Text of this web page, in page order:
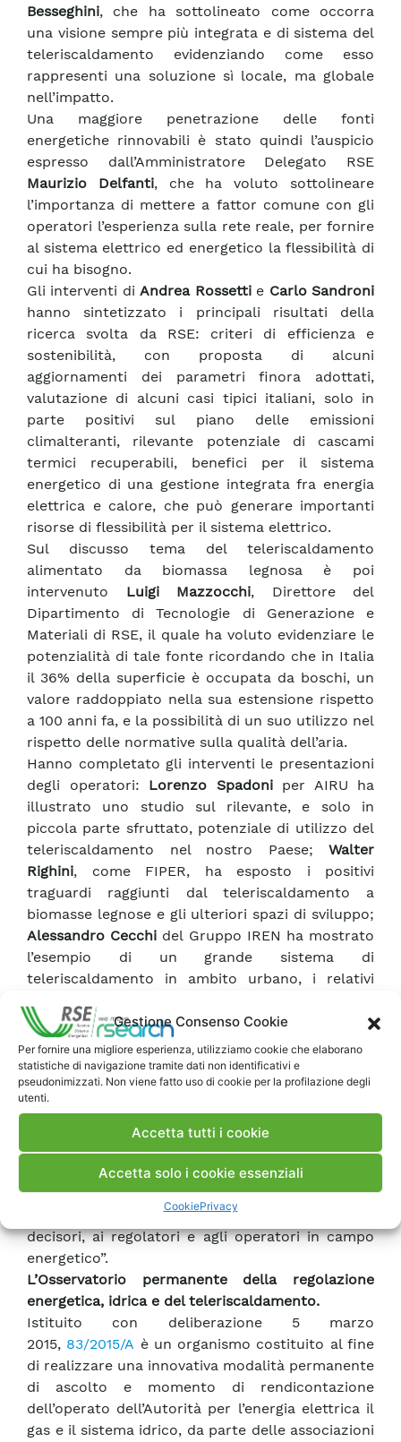
Gestione Consenso Cookie
Per fornire una migliore esperienza, utilizziamo cookie che elaborano
statistiche di navigazione tramite dati non identificativi e
pseudonimizzati. Non viene fatto uso di cookie per la profilazione degli
utenti.
Accetta tutti i cookie
Accetta solo i cookie essenziali
CookiePrivacy
Besseghini, che ha sottolineato come occorra
una visione sempre più integrata e di sistema del
teleriscaldamento evidenziando come esso
rappresenti una soluzione sì locale, ma globale
nell’impatto.
Una maggiore penetrazione delle fonti
energetiche rinnovabili è stato quindi l’auspicio
espresso dall’Amministratore Delegato RSE
Maurizio Delfanti, che ha voluto sottolineare
l’importanza di mettere a fattor comune con gli
operatori l’esperienza sulla rete reale, per fornire
al sistema elettrico ed energetico la flessibilità di
cui ha bisogno.
Gli interventi diAndrea Rossettie Carlo Sandroni
hanno sintetizzato i principali risultati della
ricerca svolta da RSE: criteri di efficienza e
sostenibilità, con proposta di alcuni
aggiornamenti dei parametri finora adottati,
valutazione di alcuni casi tipici italiani, solo in
parte positivi sul piano delle emissioni
climalteranti, rilevante potenziale di cascami
termici recuperabili, benefici per il sistema
energetico di una gestione integrata fra energia
elettrica e calore, che può generare importanti
risorse di flessibilità per il sistema elettrico.
Sul discusso tema del teleriscaldamento
alimentato da biomassa legnosa è poi
intervenuto Luigi Mazzocchi, Direttore del
Dipartimento di Tecnologie di Generazione e
Materiali di RSE, il quale ha voluto evidenziare le
potenzialità di tale fonte ricordando che in Italia
il 36% della superficie è occupata da boschi, un
valore raddoppiato nella sua estensione rispetto
a 100 anni fa, e la possibilità di un suo utilizzo nel
rispetto delle normative sulla qualità dell’aria.
Hanno completato gli interventi le presentazioni
degli operatori: Lorenzo Spadoniper AIRU ha
illustrato uno studio sul rilevante, e solo in
piccola parte sfruttato, potenziale di utilizzo del
teleriscaldamento nel nostro Paese; Walter
Righini, come FIPER, ha esposto i positivi
traguardi raggiunti dal teleriscaldamento a
biomasse legnose e gli ulteriori spazi di sviluppo;
Alessandro Cecchi del Gruppo IREN ha mostrato
l’esempio di un grande sistema di
teleriscaldamento in ambito urbano, i relativi
una gestione efficiente.
A coordinare e commentare il lavori della
giornataRosita Carnevalinidi ARERA e
Cherbaucich, Responsabile della Funzione
che ha dichiarato: “Viviamo un periodo di grandi
attese e non possiamo che essere promotori di
un confronto aperto sui temi che vengono
affrontati nelle nostre ricerche. Siamo a
disposizione per offrire il supporto necessario ai
decisori, ai regolatori e agli operatori in campo
energetico”.
L’Osservatorio permanente della regolazione
energetica, idrica e del teleriscaldamento.
Istituito con deliberazione 5 marzo
2015, 83/2015/A è un organismo costituito al fine
di realizzare una innovativa modalità permanente
di ascolto e momento di rendicontazione
dell’operato dell’Autorità per l’energia elettrica il
gas e il sistema idrico, da parte delle associazioni